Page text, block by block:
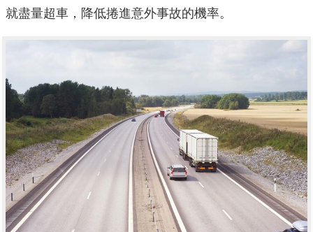
就盡量超車，降低捲進意外事故的機率。